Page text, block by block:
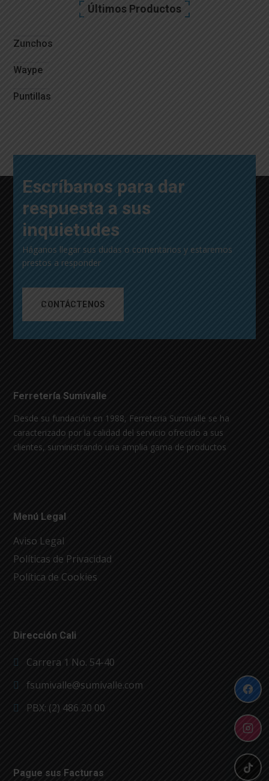
Últimos Productos
Zunchos
Waype
Puntillas
Escríbanos para dar
respuesta a sus
inquietudes
Háganos llegar sus dudas o comentarios y estaremos
prestos a responder
CONTÁCTENOS
Ferretería Sumivalle
Desde su fundación en 1988, Ferreteria Sumivalle se ha
caracterizado por la calidad del servicio ofrecido a sus
clientes, suministrando una amplia gama de productos
Menú Legal
Aviso Legal
Políticas de Privacidad
Política de Cookies
Dirección Cali
Carrera 1 No. 54-40
fsumivalle@sumivalle.com
PBX: (2) 486 20 00
Pague sus Facturas